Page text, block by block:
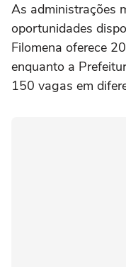
As administrações
oportunidades
Filomena oferece
enquanto a
150 vagas em